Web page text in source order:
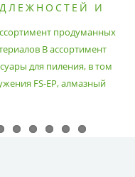
И
продуманных
В ассортимент
для пиления, в том
FS-EP, алмазный